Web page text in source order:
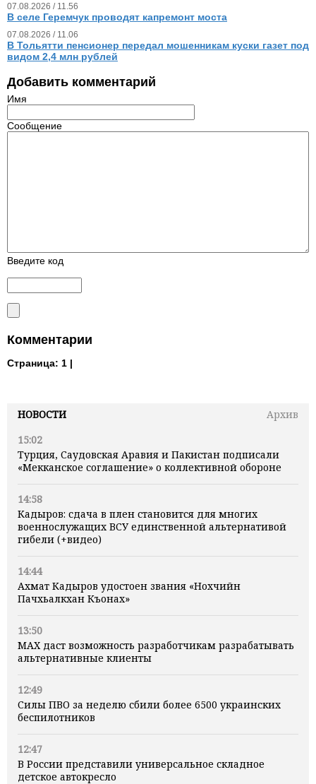
НОВОСТИ
Архив
15:02
Турция, Саудовская Аравия и Пакистан подписали
«Мекканское соглашение» о коллективной обороне
14:58
Кадыров: сдача в плен становится для многих
военнослужащих ВСУ единственной альтернативой
гибели (+видео)
14:44
Ахмат Кадыров удостоен звания «Нохчийн
Пачхьалкхан Къонах»
13:50
MAX даст возможность разработчикам разрабатывать
альтернативные клиенты
12:49
Силы ПВО за неделю сбили более 6500 украинских
беспилотников
12:47
В России представили универсальное складное
детское автокресло
07.08.2026 / 11.56
В селе Геремчук проводят капремонт моста
07.08.2026 / 11.06
В Тольятти пенсионер передал мошенникам куски газет под
видом 2,4 млн рублей
Добавить комментарий
Имя
Сообщение
Введите код
Комментарии
Страница: 1 |